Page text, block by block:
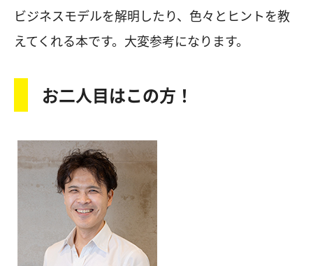
ビジネスモデルを解明したり、色々とヒントを教
えてくれる本です。大変参考になります。
お二人目はこの方！